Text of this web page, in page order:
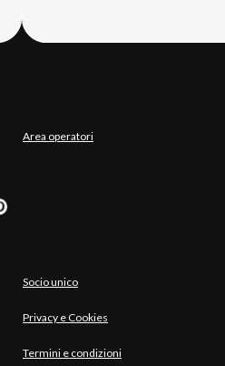
Area operatori
Socio unico
Privacy e Cookies
Termini e condizioni